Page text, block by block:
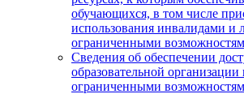
обучающихся, в том числе
использования инвалидами и
ограниченными
Сведения об обеспечении
образовательной
ограниченными